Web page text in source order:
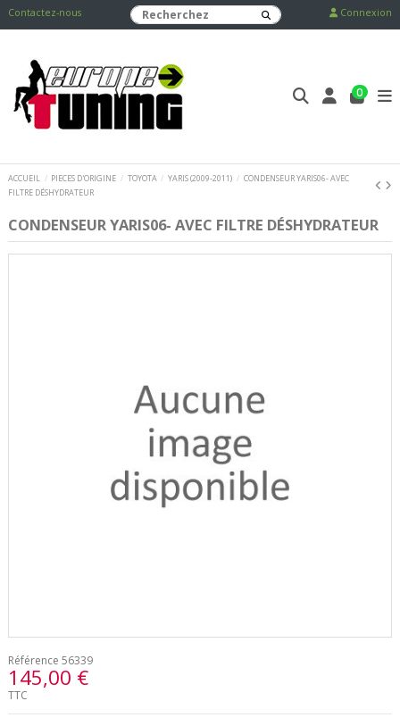
Contactez-nous Connexion
0
ACCUEIL PIECES D'ORIGINE TOYOTA YARIS (2009-2011)
CONDENSEUR YARIS06- AVEC
FILTRE DÉSHYDRATEUR
CONDENSEUR YARIS06- AVEC FILTRE DÉSHYDRATEUR
Référence 56339
145,00 €
TTC